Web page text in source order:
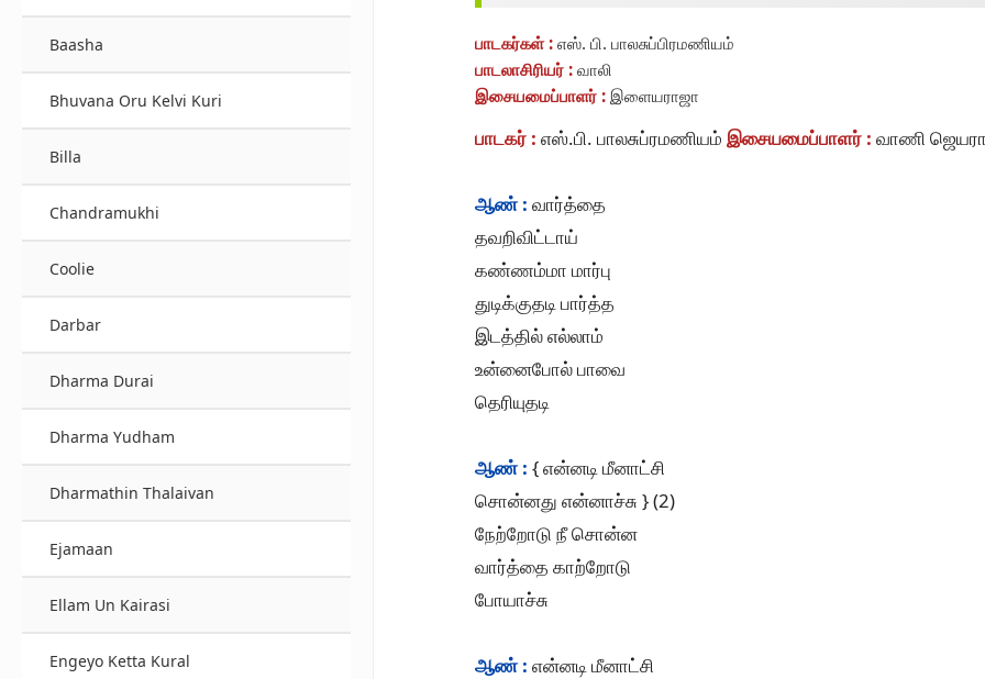
Baasha
Bhuvana Oru Kelvi Kuri
Billa
Chandramukhi
Coolie
Darbar
Dharma Durai
Dharma Yudham
Dharmathin Thalaivan
Ejamaan
Ellam Un Kairasi
Engeyo Ketta Kural
பாடகர்கள் : எஸ். பி. பாலசுப்பிரமணியம்
பாடலாசிரியர் : வாலி
இசையமைப்பாளர் : இளையராஜா
பாடகர் : எஸ்.பி. பாலசுப்ரமணியம் இசையமைப்பாளர் : வாணி
ஆண் : வார்த்தை
தவறிவிட்டாய்
கண்ணம்மா மார்பு
துடிக்குதடி பார்த்த
இடத்தில் எல்லாம்
உன்னைபோல் பாவை
தெரியுதடி
ஆண் : { என்னடி மீனாட்சி
சொன்னது என்னாச்சு } (2)
நேற்றோடு நீ சொன்ன
வார்த்தை காற்றோடு
போயாச்சு
ஆண் : என்னடி மீனாட்சி